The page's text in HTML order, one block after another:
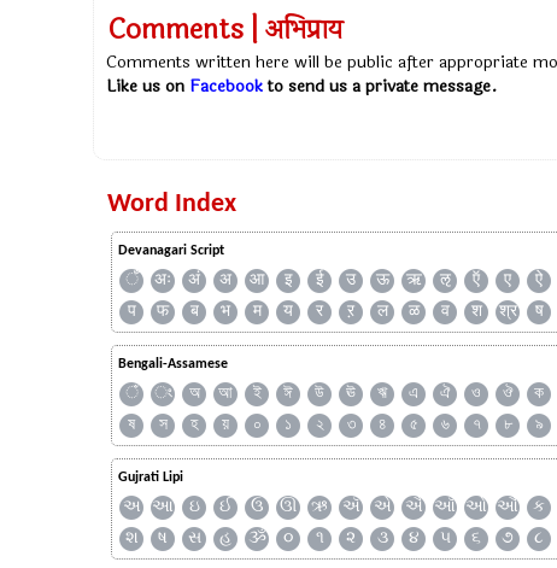
Comments | अभिप्राय
Comments written here will be public after appropriate
Like us on Facebookto send us a private message.
Word Index
Devanagari Script
ँ अः अं अ आ इ ई उ ऊ ऋ ऌ ऍ ए ऐ
प
फ ब भ म य र ऱ ल ळ व श श्र ष
Bengali-Assamese
ঁ ং অ আ ই ঈ উ ঊ ঋ এ ঐ ও ঔ ক
ষ
স হ য় ০ ১ ২ ৩ ৪ ৫ ৬ ৭ ৮ ৯
Gujrati Lipi
અ આ ઇ ઈ ઉ ઊ ઋ ઍ એ ઐ ઑ ઓ ઔ ક
શ
ષ સ હ ૐ ૦ ૧ ૨ ૩ ૪ ૫ ૬ ૭ ૮